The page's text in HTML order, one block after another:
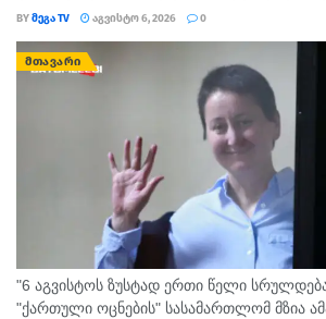
BYᲛᲔᲒᲐ TV ᲐᲒᲕᲘᲡᲢᲝ 6, 2026 0
ᲛᲗᲐᲕᲐᲠᲘ
"6 აგვისტოს ზუსტად ერთი წელი
"ქართული ოცნების" სასამართლომ მზია